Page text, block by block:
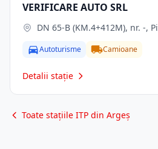
VERIFICARE AUTO SRL
DN 65-B (KM.4+412M), nr. -,
Autoturisme Camioane
Detalii stație
Toate stațiile ITP din Argeș